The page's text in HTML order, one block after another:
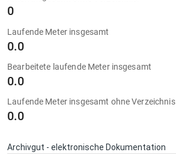
0
Laufende Meter insgesamt
0.0
Bearbeitete laufende Meter insgesamt
0.0
Laufende Meter insgesamt ohne Verzeichnis
0.0
Archivgut - elektronische Dokumentation